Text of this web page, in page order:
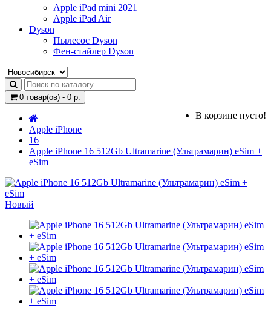
Apple iPad mini 2021
Apple iPad Air
Dyson
Пылесос Dyson
Фен-стайлер Dyson
0 товар(ов) - 0 р.
В корзине пусто!
Apple iPhone
16
Apple iPhone 16 512Gb Ultramarine (Ультрамарин) eSim +
eSim
Новый